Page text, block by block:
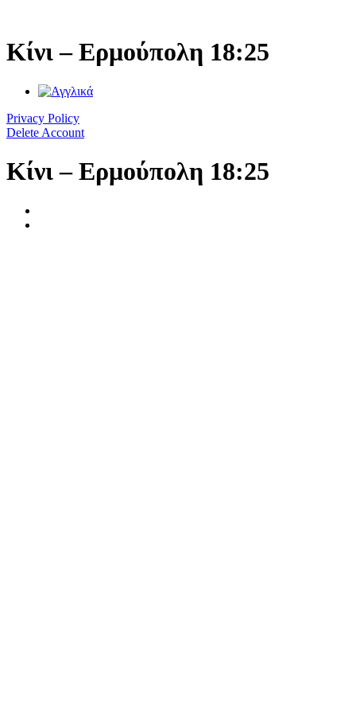
περιεχόμενο
Κίνι – Ερμούπολη 18:25
Privacy Policy
Delete Account
Κίνι – Ερμούπολη 18:25